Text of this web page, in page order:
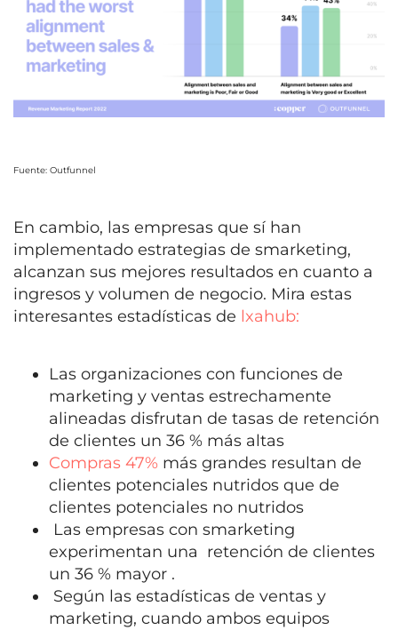
Fuente: Outfunnel
En cambio, las empresas que sí han
implementado estrategias de smarketing,
alcanzan sus mejores resultados en cuanto a
ingresos y volumen de negocio. Mira estas
interesantes estadísticas de lxahub:
Las organizaciones con funciones de
marketing y ventas estrechamente
alineadas disfrutan de tasas de retención
de clientes un 36 % más altas
Compras 47% más grandes resultan de
clientes potenciales nutridos que de
clientes potenciales no nutridos
Las empresas con smarketing
experimentan una retención de clientes
un 36 % mayor .
Según las estadísticas de ventas y
marketing, cuando ambos equipos